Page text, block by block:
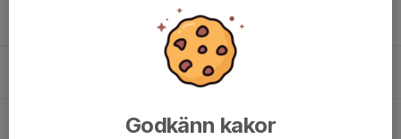
Godkänn kakor